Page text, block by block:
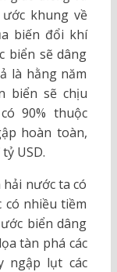
ước khung về
biến đổi khí
biển sẽ dâng
là hằng năm
biển sẽ chịu
90% thuộc
hoàn toàn,
USD.
nước ta có
có nhiều tiềm
biển dâng
tàn phá các
ngập lụt các